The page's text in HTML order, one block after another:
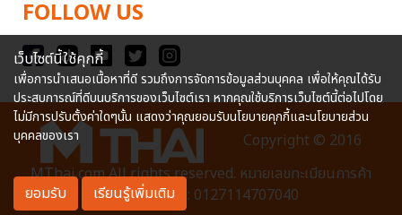
FOLLOW US
Copyright © 2016
MThai.com All rights reserved. หมายเลขทะเบียนการค้า
อิเล็กทรอนิกส์ : 0127114707040
เว็บไซต์นี้ใช้คุกกี้
เพื่อการนำเสนอเนื้อหาที่ดี รวมถึงการจัดการข้อมูลส่วนบุคคล เพื่อให้คุณได้รับ
ประสบการณ์ที่ดีบนบริการของเว็บไซต์เรา หากคุณใช้บริการเว็บไซต์นี้ต่อไปโดย
ไม่มีการปรับตั้งค่าใดๆนั้น แสดงว่าคุณยอมรับนโยบายคุกกี้และนโยบายส่วน
บุคคลของเรา
ยอมรับ เรียนรู้เพิ่มเติม